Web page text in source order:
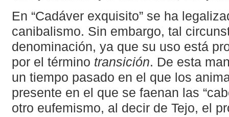
En “Cadáver exquisito” se ha
canibalismo. Sin embargo, tal
denominación, ya que su uso está
por el término transición. De esta
un tiempo pasado en el que los
presente en el que se faenan las
otro eufemismo, al decir de Tejo, el